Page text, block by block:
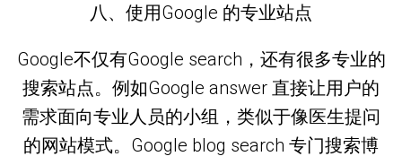
八、使用Google 的专业站点
Google不仅有Google search，还有很多专业的
搜索站点。例如Google answer 直接让用户的
需求面向专业人员的小组，类似于像医生提问
的网站模式。Google blog search 专门搜索博